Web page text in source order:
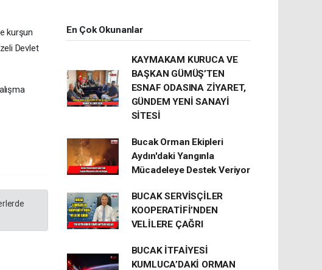
kurşun
Devlet
En Çok Okunanlar
KAYMAKAM KURUCA VE
BAŞKAN GÜMÜŞ’TEN
ESNAF ODASINA ZİYARET,
GÜNDEM YENİ SANAYİ
SİTESİ
Bucak Orman Ekipleri
Aydın'daki Yangınla
Mücadeleye Destek Veriyor
BUCAK SERVİSÇİLER
KOOPERATİFİ’NDEN
VELİLERE ÇAĞRI
BUCAK İTFAİYESİ
KUMLUCA’DAKİ ORMAN